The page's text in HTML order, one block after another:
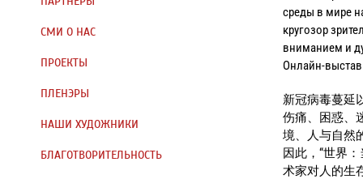
среды в мире
кругозор
вниманием и
Онлайн-
新冠病毒蔓延
伤痛、困惑、
境、人与自然
因此，“世界
术家对人的生
СМИ О НАС
ПРОЕКТЫ
ПЛЕНЭРЫ
НАШИ ХУДОЖНИКИ
БЛАГОТВОРИТЕЛЬНОСТЬ